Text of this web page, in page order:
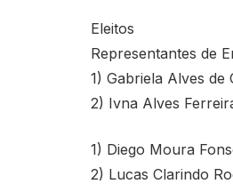
Eleitos
Representantes de
1) Gabriela Alves de
2) Ivna Alves
1) Diego Moura
2) Lucas Clarindo